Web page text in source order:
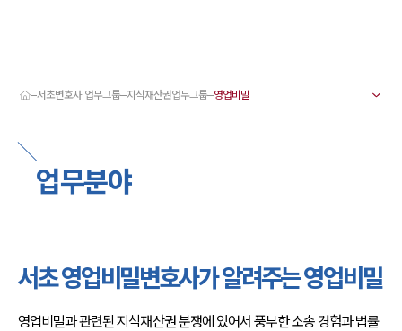
서울·서초변호사
서초형사전문변호사
서초이혼전문변호사
서초학교폭력변호사
서초변호사 주요 업무사례
서초 분사무소 오시는 길
채용정보
서초변호사 업무그룹 지식재산권업무그룹
업무분야
서초 영업비밀변호사가 알려주는 영업비밀
영업비밀과 관련된 지식재산권 분쟁에 있어서 풍부한 소송 경험과 법률